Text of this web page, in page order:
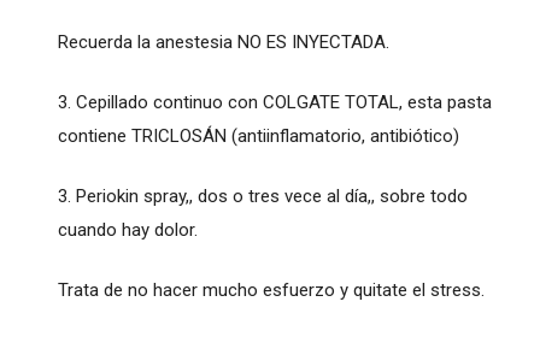
Recuerda la anestesia NO ES INYECTADA.
3. Cepillado continuo con COLGATE TOTAL, esta pasta
contiene TRICLOSÁN (antiinflamatorio, antibiótico)
3. Periokin spray,, dos o tres vece al día,, sobre todo
cuando hay dolor.
Trata de no hacer mucho esfuerzo y quitate el stress.